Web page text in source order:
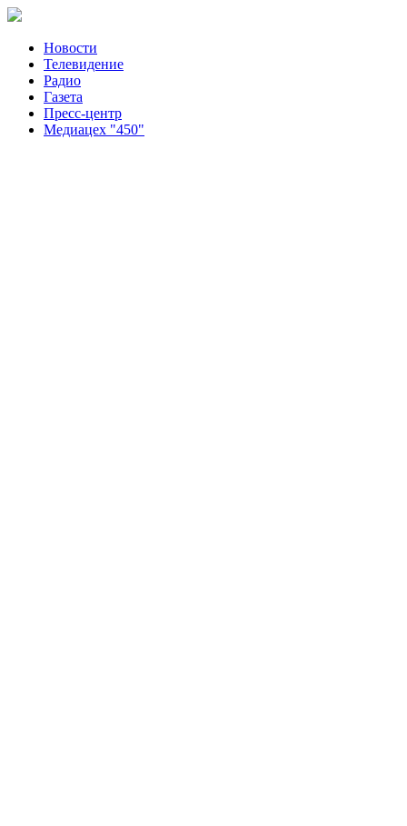
Новости
Телевидение
Радио
Газета
Пресс-центр
Медиацех "450"